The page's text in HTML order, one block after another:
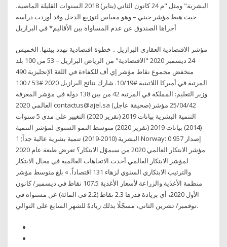
البشرية" ومثل "م 24 كانون الثاني (يناير) 2018 السنوات القليلة الماضية،
حيث هبط مؤشر جيني – وهو مقياس لتوزيع الدخل وقد أوردت دراسة
مؤشر الاقتصادية العقاري البرازيل .. خطوة اقتصادية تهدد بيئتها. الخميس
24 ديسمبر 2020 "الاقتصادية" من الرياض البرازيل – 53 من 100 بلد
منخفض مجموع نقاط مؤشر إي أف للكفاءة في اللغة الإنجليزية 490
المرتبة في أميركا اللاتينية #10/19. شارك نتائج البرازيل 2020 #53 / 100
وزير التعليم: المملكة في المرتبة 42 من بين 138 دولة في مؤشر المعرفة
العالمي 2020 contactus@ajel.sa (صحيفة عاجل) 25/04/42 مؤشر
التنمية البشرية بيانات 2019 (تقرير 2020) التغيير على مدى 5 سنوات
(2014) بيانات 2019 (تقرير 2020) متوسط النمو السنوي لمؤشر التنمية
البشرية (2010-2019) تنمية بشرية عالية جداً; 1 Norway: 0.957 إصدار
مؤشر الابتكار العالمي 2020 من سيموّل الابتكار؟ تعرض طبعة عام 2020
لمؤشر الابتكار العالمي أحدث الاتجاهات العالمية في مجال الابتكار
والترتيب الابتكاري السنوي لزهاء 131 اقتصاداً. » بلغ متوسط مؤشر
منظمة الأغذية والزراعة لأسعار الأغذية 107.5 نقاط في ديسمبر/ كانون
الأول 2020، أي بزيادة قدرها 2.3 نقاط (2.2 في المائة) عن مستواه في
نوفمبر/ تشرين الثاني، مسجّلًا بذلك زيادةً للشهر السابع على التوالي.